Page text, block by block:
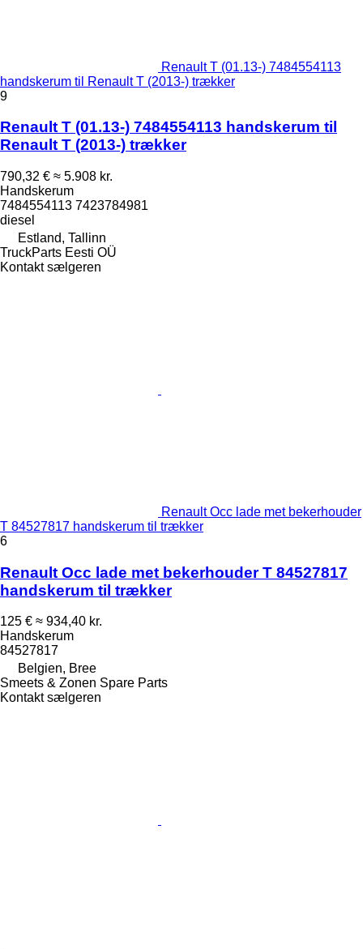
Renault T (01.13-) 7484554113
handskerum til Renault T (2013-) trækker
9
Renault T (01.13-) 7484554113 handskerum til
Renault T (2013-) trækker
790,32 € ≈ 5.908 kr.
Handskerum
7484554113 7423784981
diesel
Estland, Tallinn
TruckParts Eesti OÜ
Kontakt sælgeren
Renault Occ lade met bekerhouder
T 84527817 handskerum til trækker
6
Renault Occ lade met bekerhouder T 84527817
handskerum til trækker
125 € ≈ 934,40 kr.
Handskerum
84527817
Belgien, Bree
Smeets & Zonen Spare Parts
Kontakt sælgeren